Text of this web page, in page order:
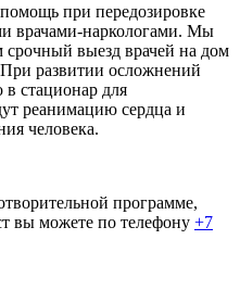
при передозировке
врачами-наркологами. Мы
срочный выезд врачей на дом
развитии осложнений
стационар для
реанимацию сердца и
человека.
программе,
вы можете по телефону +7